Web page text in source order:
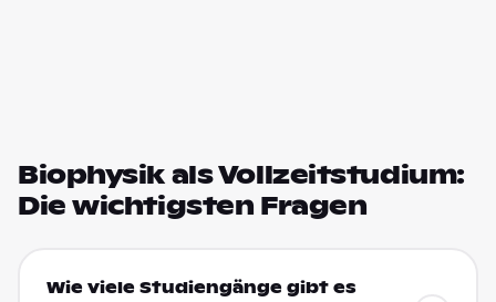
Biophysik als Vollzeitstudium:
Die wichtigsten Fragen
Wie viele Studiengänge gibt es